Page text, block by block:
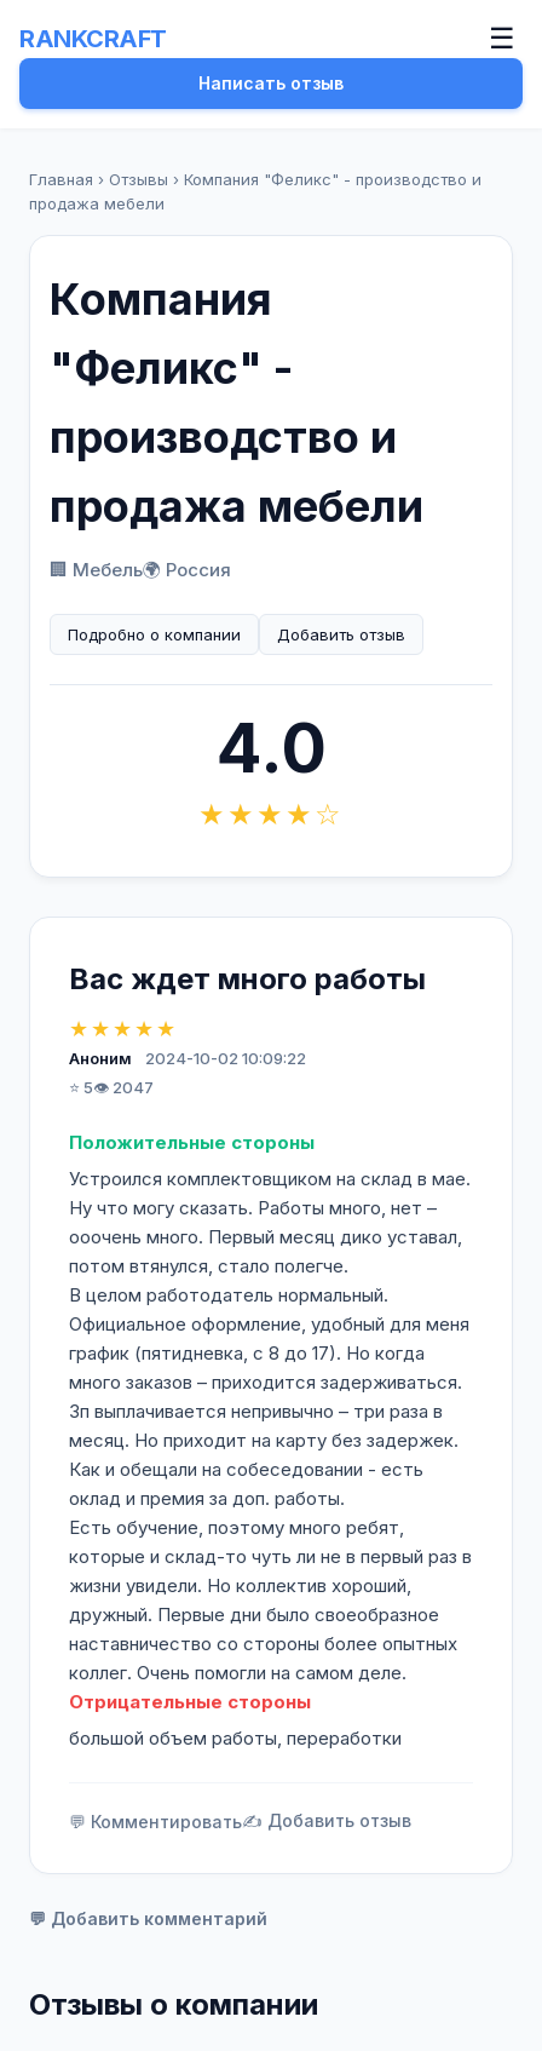
RANKCRAFT ☰
Написать отзыв
Главная › Отзывы › Компания "Феликс" - производство и
продажа мебели
Компания
"Феликс" -
производство и
продажа мебели
🏢 Мебель🌍 Россия
Подробно о компании Добавить отзыв
4.0
★★★★☆
Вас ждет много работы
★★★★★
Аноним
2024-10-02 10:09:22
⭐ 5👁️ 2047
Положительные стороны
Устроился комплектовщиком на склад в мае.
Ну что могу сказать. Работы много, нет –
ооочень много. Первый месяц дико уставал,
потом втянулся, стало полегче.
В целом работодатель нормальный.
Официальное оформление, удобный для меня
график (пятидневка, с 8 до 17). Но когда
много заказов – приходится задерживаться.
Зп выплачивается непривычно – три раза в
месяц. Но приходит на карту без задержек.
Как и обещали на собеседовании - есть
оклад и премия за доп. работы.
Есть обучение, поэтому много ребят,
которые и склад-то чуть ли не в первый раз в
жизни увидели. Но коллектив хороший,
дружный. Первые дни было своеобразное
наставничество со стороны более опытных
коллег. Очень помогли на самом деле.
Отрицательные стороны
большой объем работы, переработки
💬 Комментировать✍️ Добавить отзыв
💬 Добавить комментарий
Отзывы о компании